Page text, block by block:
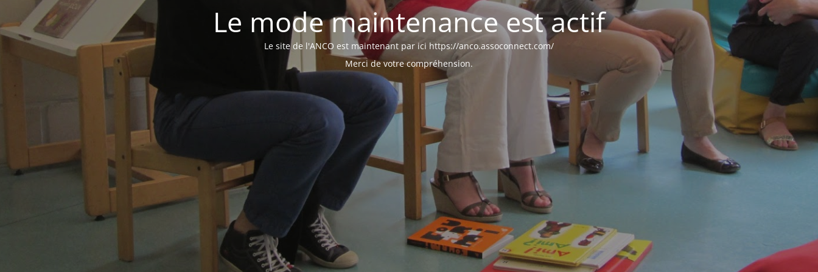
Le mode maintenance est actif
Le site de l'ANCO est maintenant par ici https://anco.assoconnect.com/
Merci de votre compréhension.